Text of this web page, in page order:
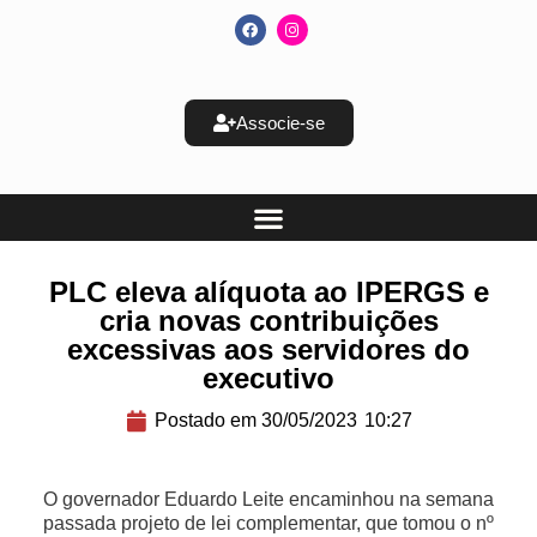
Associe-se
PLC eleva alíquota ao IPERGS e
cria novas contribuições
excessivas aos servidores do
executivo
Postado em 30/05/2023 10:27
O governador Eduardo Leite encaminhou na semana
passada projeto de lei complementar, que tomou o nº